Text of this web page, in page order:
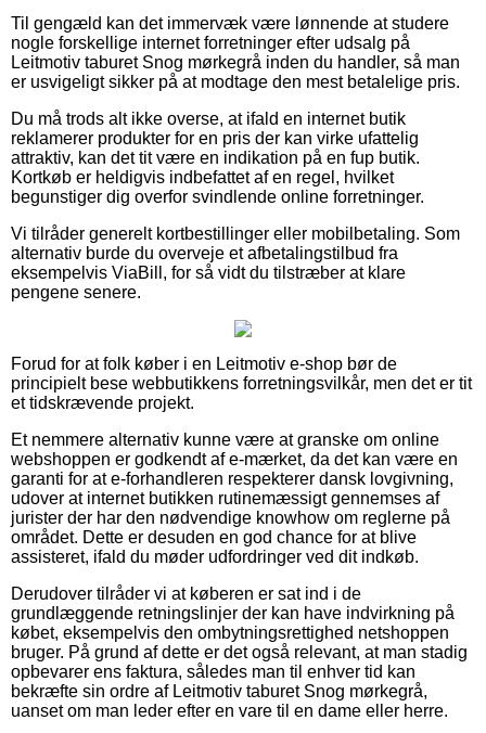
Til gengæld kan det immervæk være lønnende at studere
nogle forskellige internet forretninger efter udsalg på
Leitmotiv taburet Snog mørkegrå inden du handler, så man
er usvigeligt sikker på at modtage den mest betalelige pris.
Du må trods alt ikke overse, at ifald en internet butik
reklamerer produkter for en pris der kan virke ufattelig
attraktiv, kan det tit være en indikation på en fup butik.
Kortkøb er heldigvis indbefattet af en regel, hvilket
begunstiger dig overfor svindlende online forretninger.
Vi tilråder generelt kortbestillinger eller mobilbetaling. Som
alternativ burde du overveje et afbetalingstilbud fra
eksempelvis ViaBill, for så vidt du tilstræber at klare
pengene senere.
Forud for at folk køber i en Leitmotiv e-shop bør de
principielt bese webbutikkens forretningsvilkår, men det er tit
et tidskrævende projekt.
Et nemmere alternativ kunne være at granske om online
webshoppen er godkendt af e-mærket, da det kan være en
garanti for at e-forhandleren respekterer dansk lovgivning,
udover at internet butikken rutinemæssigt gennemses af
jurister der har den nødvendige knowhow om reglerne på
området. Dette er desuden en god chance for at blive
assisteret, ifald du møder udfordringer ved dit indkøb.
Derudover tilråder vi at køberen er sat ind i de
grundlæggende retningslinjer der kan have indvirkning på
købet, eksempelvis den ombytningsrettighed netshoppen
bruger. På grund af dette er det også relevant, at man stadig
opbevarer ens faktura, således man til enhver tid kan
bekræfte sin ordre af Leitmotiv taburet Snog mørkegrå,
uanset om man leder efter en vare til en dame eller herre.